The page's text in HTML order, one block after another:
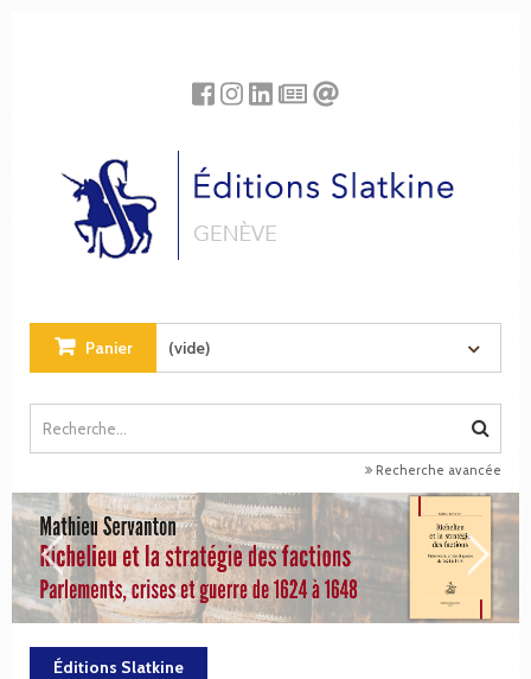
Panier (vide)
Recherche avancée
Éditions Slatkine